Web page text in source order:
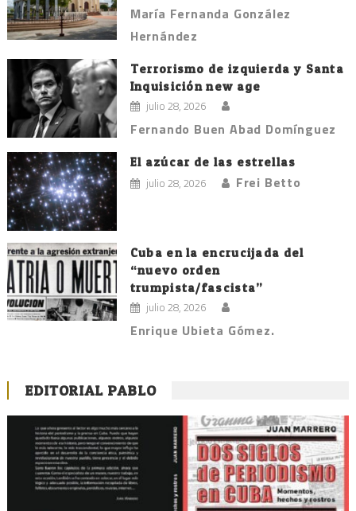
María Fernanda González
Hernández
Terrorismo de izquierda y Santa
Inquisición new age
julio 28, 2026
Fernando Buen Abad Domínguez
El azúcar de las estrellas
julio 28, 2026 Frei Betto
Cuba en la encrucijada del
“nuevo orden
trumpista/fascista”
julio 28, 2026
Enrique Ubieta Gómez.
EDITORIAL PABLO